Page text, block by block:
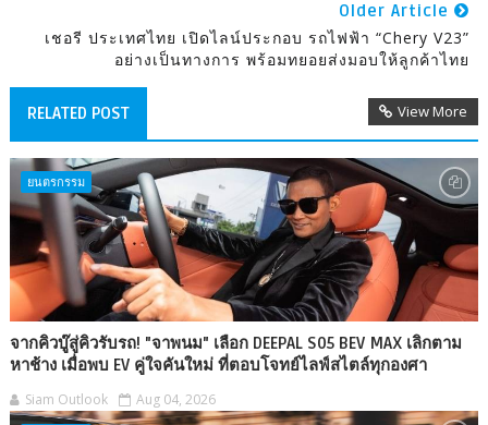
Older Article
เชอรี ประเทศไทย เปิดไลน์ประกอบ รถไฟฟ้า “Chery V23”
อย่างเป็นทางการ พร้อมทยอยส่งมอบให้ลูกค้าไทย
RELATED POST View More
ยนตรกรรม
จากคิวบู๊สู่คิวรับรถ! "จาพนม" เลือก DEEPAL S05 BEV MAX เลิกตาม
หาช้าง เมื่อพบ EV คู่ใจคันใหม่ ที่ตอบโจทย์ไลฟ์สไตล์ทุกองศา
Siam Outlook Aug 04, 2026